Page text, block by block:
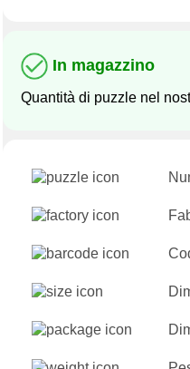
In magazzino
Quantità di puzzle nel